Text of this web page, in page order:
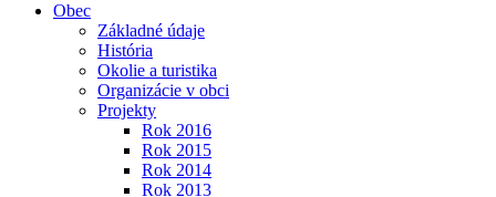
Obec
Základné údaje
História
Okolie a turistika
Organizácie v obci
Projekty
Rok 2016
Rok 2015
Rok 2014
Rok 2013